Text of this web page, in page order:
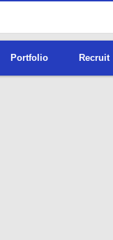
Portfolio Recruit